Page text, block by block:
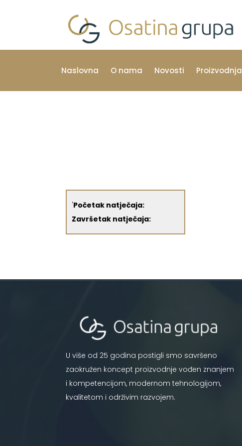
Naslovna O nama Novosti Proizvodnja
'Početak natječaja:
Završetak natječaja:
U više od 25 godina postigli smo savršeno
zaokružen koncept proizvodnje vođen znanjem
i kompetencijom, modernom tehnologijom,
kvalitetom i održivim razvojem.